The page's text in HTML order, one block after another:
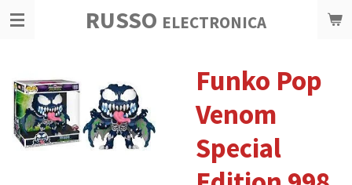
Ga
hoofdinhoud
RUSSO ELECTRONICA
Funko Pop
Venom
Special